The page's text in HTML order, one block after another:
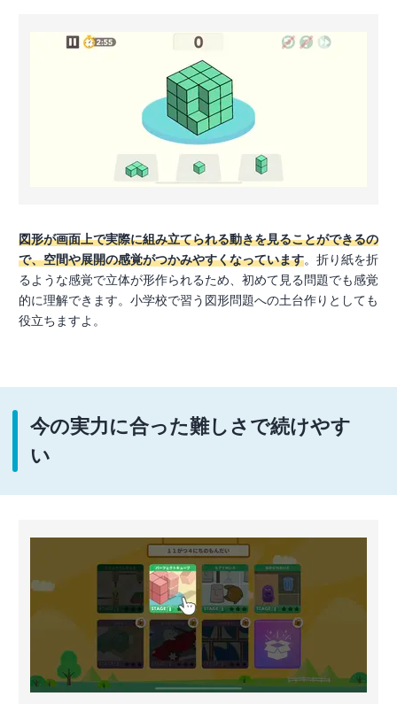
図形が画面上で実際に組み立てられる動きを見ることができるの
で、空間や展開の感覚がつかみやすくなっています。折り紙を折
るような感覚で立体が形作られるため、初めて見る問題でも感覚
的に理解できます。小学校で習う図形問題への土台作りとしても
役立ちますよ。
今の実力に合った難しさで続けやす
い